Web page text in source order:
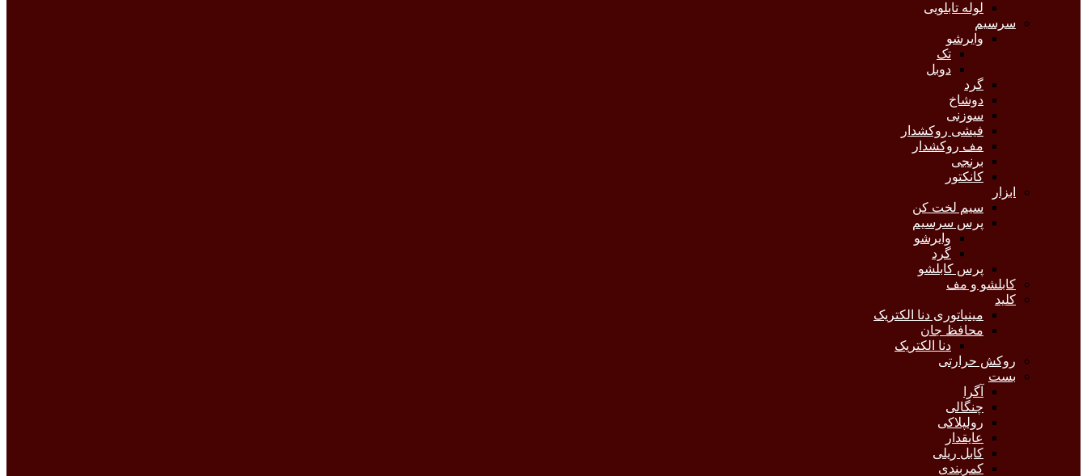
لوله تابلویی
سرسیم
وایرشو
تک
دوبل
گرد
دوشاخ
سوزنی
فیشی روکشدار
مف روکشدار
برنجی
کانکتور
ابزار
سیم لخت کن
پرس سرسیم
وایرشو
گرد
پرس کابلشو
کابلشو و مف
کلید
مینیاتوری دنا الکتریک
محافظ جان
دنا الکتریک
روکش حرارتی
بست
آگرا
چنگالی
رولپلاکی
عایقدار
کابل ریلی
کمربندی